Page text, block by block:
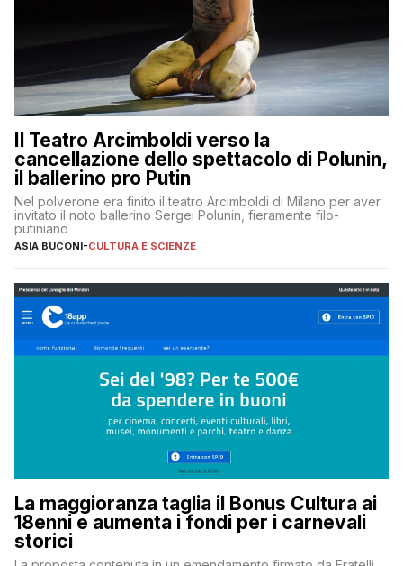
Il Teatro Arcimboldi verso la
cancellazione dello spettacolo di Polunin,
il ballerino pro Putin
Nel polverone era finito il teatro Arcimboldi di Milano per aver
invitato il noto ballerino Sergei Polunin, fieramente filo-
putiniano
ASIA BUCONI-CULTURA E SCIENZE
La maggioranza taglia il Bonus Cultura ai
18enni e aumenta i fondi per i carnevali
storici